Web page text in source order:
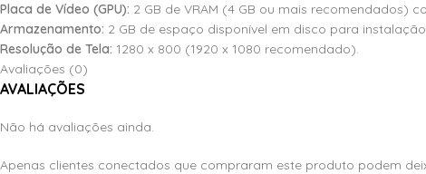
Placa de Vídeo (GPU): 2 GB de VRAM (4 GB ou mais recomendados)
Armazenamento: 2 GB de espaço disponível em disco para
Resolução de Tela: 1280 x 800 (1920 x 1080 recomendado).
Avaliações (0)
AVALIAÇÕES
Não há avaliações ainda.
Apenas clientes conectados que compraram este produto podem